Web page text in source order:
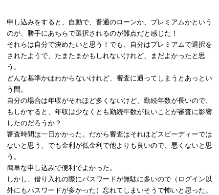
申し込みをすると、自動で、普通のローンか、プレミアムかという
のが、勝手にあちらで選択されるのが難点だと感じた！
それらは自分で決めたいと思う！でも、自分はプレミアムで選択を
されたようで、たまたまかもしれないけれど、まだよかったと思
う。
どんな基準かはわからないけれど、審査に通ってしまうとあっとい
う間。
自分の場合は年収がそれほど多くないけど、勤続年数が長いので、
もしかすると、年収は少なくとも勤続年数が長いことが審査に影響
したのだろうか？
審査時間は一日かかった。だから審査はそれほどスピーディーでは
ないと思う、でも金利が低金利で他よりも良いので、悪くないと思
う。
簡単な申し込みで便利でよかった。
しかし、借り入れの際にパスワードが無駄に多いので（ログイン以
外にもパスワードが多かった）忘れてしまいそうで怖いと思った。